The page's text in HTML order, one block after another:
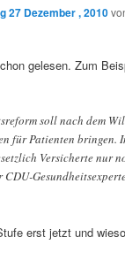
27 Dezember , 2010
gelesen. Zum
soll nach dem
für Patienten bringen.
Versicherte nur
CDU-
erst jetzt und